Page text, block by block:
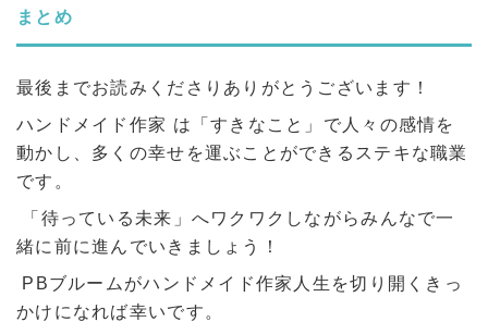
まとめ
最後までお読みくださりありがとうございます！
ハンドメイド作家 は「すきなこと」で人々の感情を
動かし、多くの幸せを運ぶことができるステキな職業
です。
「待っている未来」へワクワクしながらみんなで一
緒に前に進んでいきましょう！
PBブルームがハンドメイド作家人生を切り開くきっ
かけになれば幸いです。